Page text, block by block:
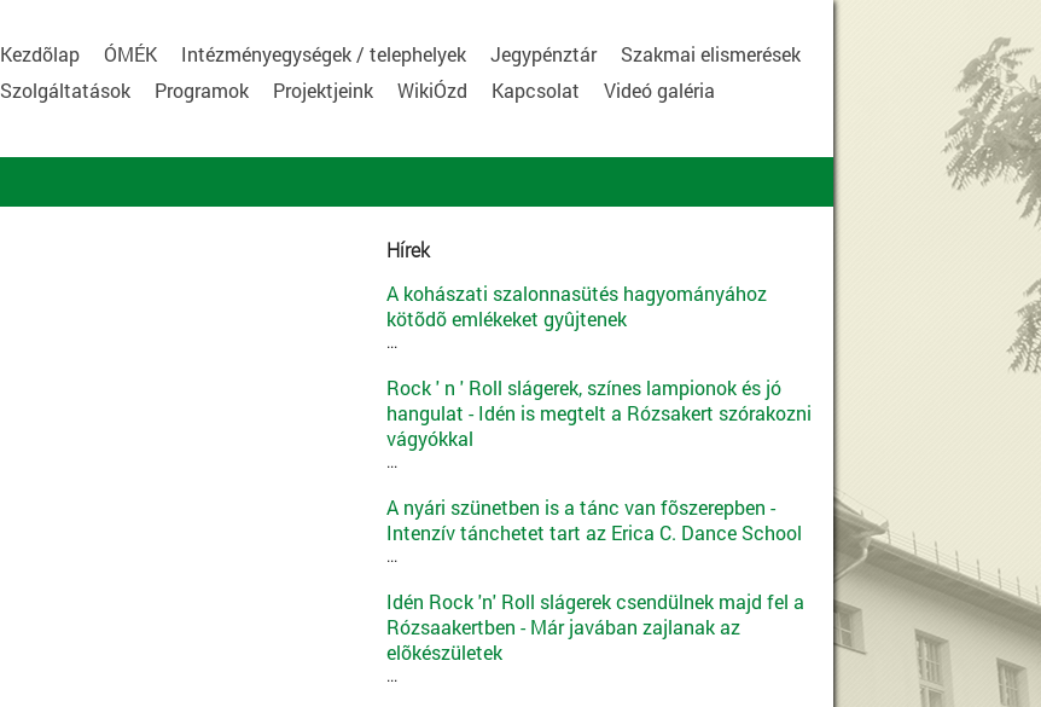
Kezdõlap ÓMÉK Intézményegységek / telephelyek Jegypénztár
Szakmai elismerések
Szolgáltatások
Programok Projektjeink WikiÓzd Kapcsolat Videó galéria
Hírek
A kohászati szalonnasütés hagyományához
kötõdõ emlékeket gyûjtenek
...
Rock ' n ' Roll slágerek, színes lampionok és jó
hangulat - Idén is megtelt a Rózsakert szórakozni
vágyókkal
...
A nyári szünetben is a tánc van fõszerepben -
Intenzív tánchetet tart az Erica C. Dance School
...
Idén Rock 'n' Roll slágerek csendülnek majd fel a
Rózsaakertben - Már javában zajlanak az
elõkészületek
...